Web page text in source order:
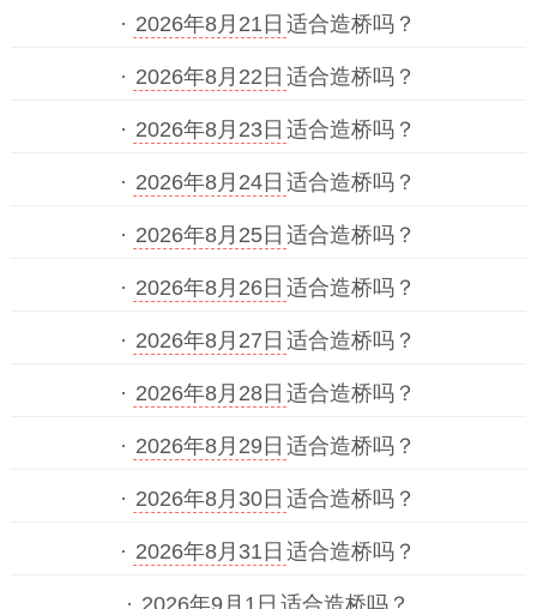
· 2026年8月21日 适合造桥吗？
· 2026年8月22日 适合造桥吗？
· 2026年8月23日 适合造桥吗？
· 2026年8月24日 适合造桥吗？
· 2026年8月25日 适合造桥吗？
· 2026年8月26日 适合造桥吗？
· 2026年8月27日 适合造桥吗？
· 2026年8月28日 适合造桥吗？
· 2026年8月29日 适合造桥吗？
· 2026年8月30日 适合造桥吗？
· 2026年8月31日 适合造桥吗？
· 2026年9月1日 适合造桥吗？